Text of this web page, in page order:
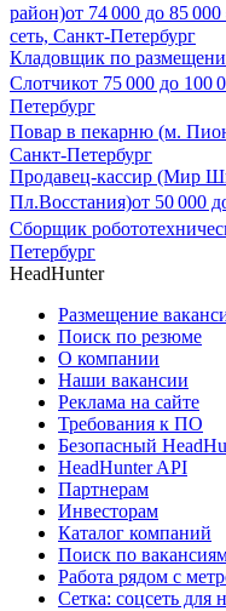
район)от 74 000 до 85 000
сеть, Санкт-Петербург
Кладовщик по
Слотчикот 75 000 до 100
Петербург
Повар в пекарню (м.
Санкт-Петербург
Продавец-кассир (Мир
Пл.Восстания)от 50 000
Сборщик
Петербург
HeadHunter
Размещение
Поиск по резюме
О компании
Наши вакансии
Реклама на сайте
Требования к ПО
Безопасный
HeadHunter API
Партнерам
Инвесторам
Каталог компаний
Поиск по
Работа рядом с
Сетка: соцсеть для